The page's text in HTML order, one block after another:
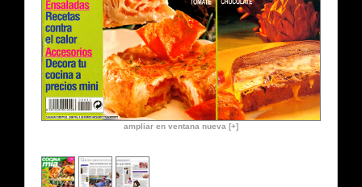
ampliar en ventana nueva [+]